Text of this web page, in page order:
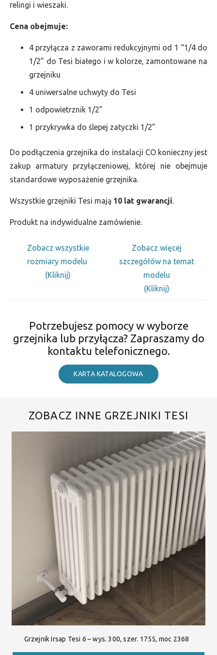
relingi i wieszaki.
Cena obejmuje:
4 przyłącza z zaworami redukcyjnymi od 1 “1/4 do
1/2” do Tesi białego i w kolorze, zamontowane na
grzejniku
4 uniwersalne uchwyty do Tesi
1 odpowietrznik 1/2”
1 przykrywka do ślepej zatyczki 1/2”
Do podłączenia grzejnika do instalacji CO konieczny jest
zakup armatury przyłączeniowej, której nie obejmuje
standardowe wyposażenie grzejnika.
Wszystkie grzejniki Tesi mają 10 lat gwarancji.
Produkt na indywidualne zamówienie.
Zobacz wszystkie
rozmiary modelu
(Kliknij)
Zobacz więcej
szczegółów na temat
modelu
(Kliknij)
Potrzebujesz pomocy w wyborze
grzejnika lub przyłącza? Zapraszamy do
kontaktu telefonicznego.
KARTA KATALOGOWA
ZOBACZ INNE GRZEJNIKI TESI
Grzejnik Irsap Tesi 6 – wys. 300, szer. 1755, moc 2368